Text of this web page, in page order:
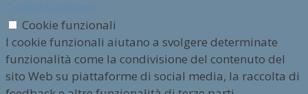
Cookie funzionali
I cookie funzionali aiutano a svolgere determinate
funzionalità come la condivisione del contenuto del
sito Web su piattaforme di social media, la raccolta di